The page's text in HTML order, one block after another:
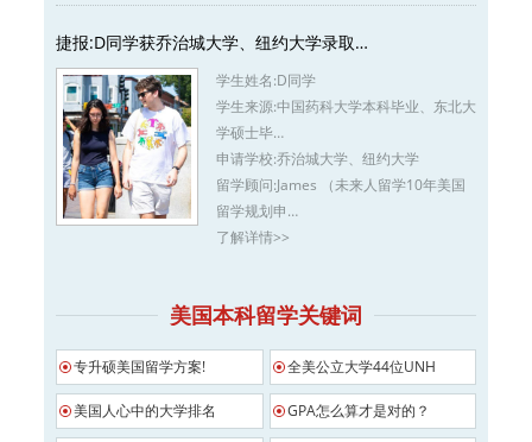
捷报:D同学获乔治城大学、纽约大学录取…
学生姓名:D同学
学生来源:中国药科大学本科毕业、东北大
学硕士毕…
申请学校:乔治城大学、纽约大学
留学顾问:James （未来人留学10年美国
留学规划申…
了解详情>>
美国本科留学关键词
专升硕美国留学方案! 全美公立大学44位UNH
美国人心中的大学排名 GPA怎么算才是对的？